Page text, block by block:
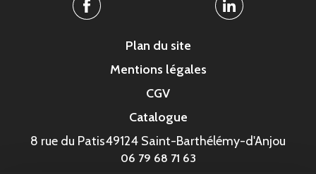
Facebook Linkedin
Plan du site
Mentions légales
CGV
Catalogue
8 rue du Patis49124 Saint-Barthélémy-d'Anjou
06 79 68 71 63